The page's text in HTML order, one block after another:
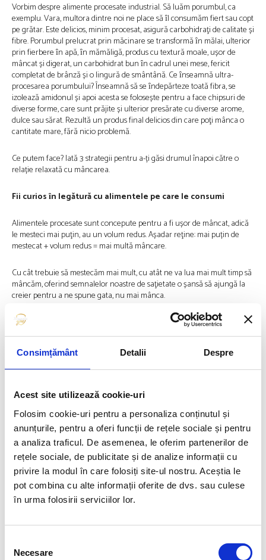
Consimțământ Detalii Despre
Acest site utilizează cookie-uri
Folosim cookie-uri pentru a personaliza conținutul și
anunțurile, pentru a oferi funcții de rețele sociale și pentru
a analiza traficul. De asemenea, le oferim partenerilor de
rețele sociale, de publicitate și de analize informații cu
privire la modul în care folosiți site-ul nostru. Aceștia le
pot combina cu alte informații oferite de dvs. sau culese
în urma folosirii serviciilor lor.
consimțământului
Necesare
Vorbim despre alimente procesate industrial. Să luăm porumbul, ca
exemplu. Vara, multora dintre noi ne place să ȋl consumăm fiert sau copt
pe grătar. Este delicios, minim procesat, asigură carbohidraţi de calitate și
fibre. Porumbul prelucrat prin măcinare se transformă ȋn mălai, ulterior
prin fierbere ȋn apă, ȋn mămăligă, produs cu textură moale, ușor de
mâncat și digerat, un carbohidrat bun ȋn cadrul unei mese, fericit
completat de brânză și o lingură de smântână. Ce ȋnseamnă ultra-
procesarea porumbului? Înseamnă să se ȋndepărteze toată fibra, se
izolează amidonul și apoi acesta se folosește pentru a face chipsuri de
diverse forme, care sunt prăjite și ulterior presărate cu diverse arome,
dulce sau sărat. Rezultă un produs final delicios din care poţi mânca o
cantitate mare, fără nicio problemă.
Ce putem face? Iată 3 strategii pentru a-ți găsi drumul înapoi către o
relație relaxată cu mâncarea.
Fii curios ȋn legătură cu alimentele pe care le consumi
Alimentele procesate sunt concepute pentru a fi ușor de mâncat, adică
le mesteci mai puţin, au un volum redus. Așadar reţine: mai puțin de
mestecat + volum redus = mai multă mâncare.
Cu cât trebuie să mestecăm mai mult, cu atât ne va lua mai mult timp să
mâncăm, oferind semnalelor noastre de saţietate o șansă să ajungă la
creier pentru a ne spune gata, nu mai mânca.
Observă mesajele pe care le primești despre aliment
Se folosesc strategii creative pentru ca tu să presupui că alimentele
procesate sunt sănătoase. Dacă ai ales ceva, privește ambalajul, ce te-a
atras, are un super-ingredient, e organic, fără zahăr sau gluten? Citește
cauză.
Dă-ți seama dacă ţi-e foame sau mănânci din alte motive
Temporar, te vei simți mai bine, dar nu ȋţi vei rezolva problema.
Obiceiurile alimentare sunt puternice, ele pot lucra pentru noi sau
împotriva noastră. Structurează-ţi dieta în jurul alimentelor integrale,
puţin procesate, natural colorate, bogate în nutrienți, dar, de asemenea,
amintește-ţi că o viață sănătoasă nu are legătură cu calcule calorice.
Rolls, B.J., Drewnowski, A., Ledikwe, J.H. Changing the energy density of the